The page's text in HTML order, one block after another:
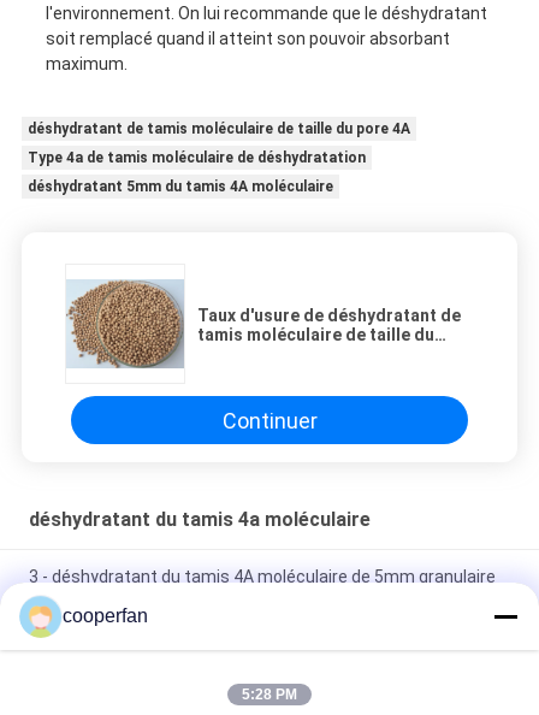
l'environnement. On lui recommande que le déshydratant
soit remplacé quand il atteint son pouvoir absorbant
maximum.
déshydratant de tamis moléculaire de taille du pore 4A
Type 4a de tamis moléculaire de déshydratation
déshydratant 5mm du tamis 4A moléculaire
Taux d'usure de déshydratant de
tamis moléculaire de taille du
Continuer
déshydratant du tamis 4a moléculaire
3 - déshydratant du tamis 4A moléculaire de 5mm granulaire
avec la haute résistance d'écrasement
Stockage sec du tamis 4A d'adsorption et aéré granulaire
cooperfan
5:28 PM